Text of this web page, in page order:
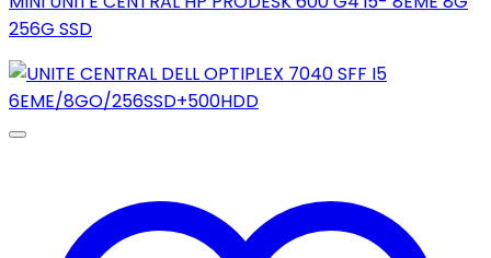
256G SSD